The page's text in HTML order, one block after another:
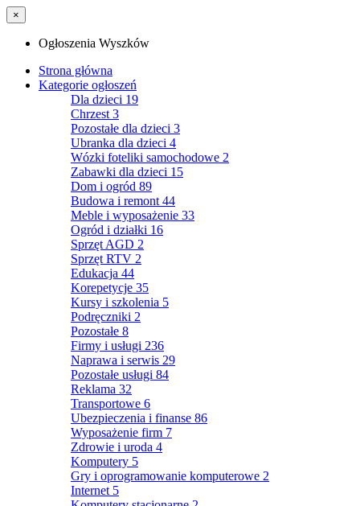
×
Ogłoszenia Wyszków
Strona główna
Kategorie ogłoszeń
Dla dzieci 19
Chrzest 3
Pozostałe dla dzieci 3
Ubranka dla dzieci 4
Wózki foteliki samochodowe 2
Zabawki dla dzieci 15
Dom i ogród 89
Budowa i remont 44
Meble i wyposażenie 33
Ogród i działki 16
Sprzęt AGD 2
Sprzęt RTV 2
Edukacja 44
Korepetycje 35
Kursy i szkolenia 5
Podręczniki 2
Pozostałe 8
Firmy i usługi 236
Naprawa i serwis 29
Pozostałe usługi 84
Reklama 32
Transportowe 6
Ubezpieczenia i finanse 86
Wyposażenie firm 7
Zdrowie i uroda 4
Komputery 5
Gry i oprogramowanie komputerowe 2
Internet 5